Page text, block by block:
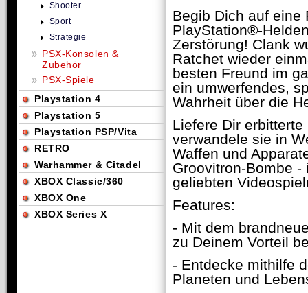
Begib Dich auf eine
PlayStation®-
Zerstörung! Clank
Ratchet wieder
besten Freund im
ein umwerfendes,
Wahrheit über die
Liefere Dir
verwandele sie in
Waffen und
Groovitron-Bombe
geliebten
Features:
- Mit dem
zu Deinem Vorteil
- Entdecke mithilfe
Planeten und
Shooter
Sport
Strategie
PSX-Konsolen &
Zubehör
PSX-Spiele
Playstation 4
Playstation 5
Playstation PSP/Vita
RETRO
Warhammer & Citadel
XBOX Classic/360
XBOX One
XBOX Series X